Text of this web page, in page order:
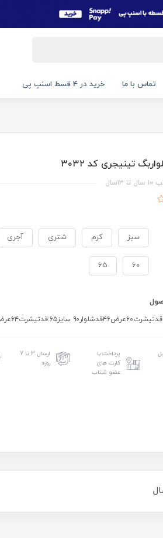
تماس با ما خرید در 4 قسط اسنپ پی
تینیجری کد ۳۰۳۲
سبز کرم شتری آجری
60
65
پرداخت با
کارت های
عضو شتاب
ارسال 3 تا 7
روزه